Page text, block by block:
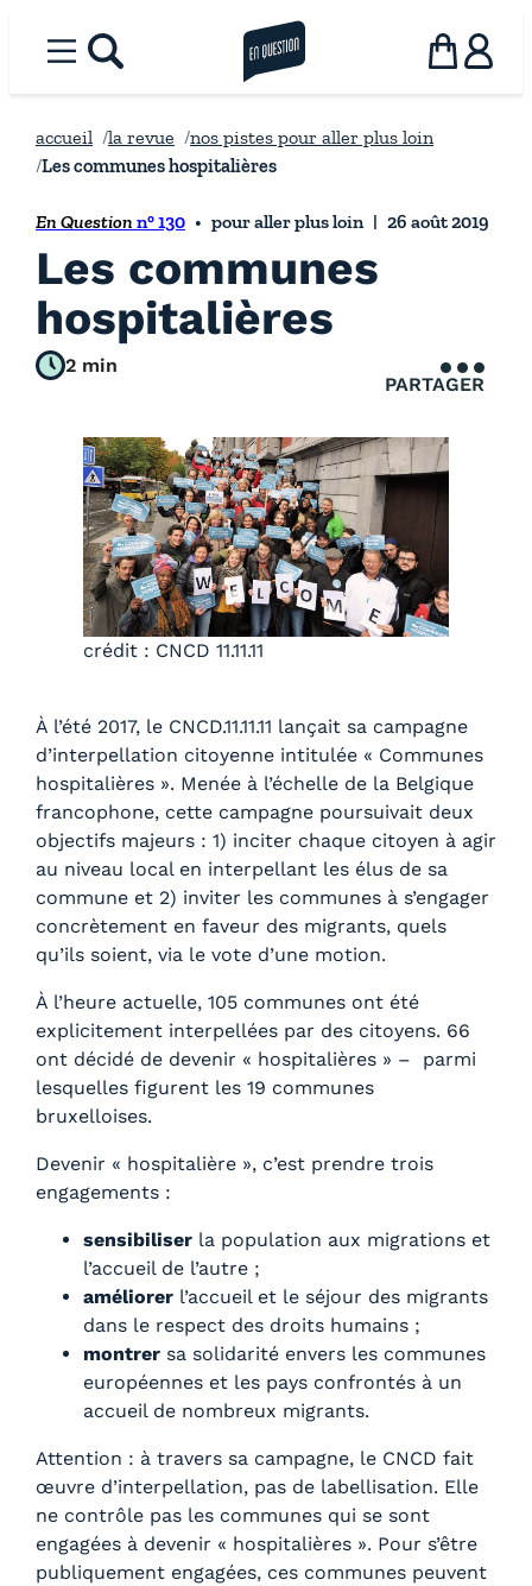
Menurechercher la revue en questionPanier
accueil la revue
nos pistes pour aller plus loin
Les communes hospitalières
En Question n° 130 pour aller plus loin 26 août 2019
Les communes
hospitalières
2 min
PARTAGER
crédit : CNCD 11.11.11
À l’été 2017, le CNCD.11.11.11 lançait sa campagne
d’interpellation citoyenne intitulée « Communes
hospitalières ». Menée à l’échelle de la Belgique
francophone, cette campagne poursuivait deux
objectifs majeurs : 1) inciter chaque citoyen à agir
au niveau local en interpellant les élus de sa
commune et 2) inviter les communes à s’engager
concrètement en faveur des migrants, quels
qu’ils soient, via le vote d’une motion.
À l’heure actuelle, 105 communes ont été
explicitement interpellées par des citoyens. 66
ont décidé de devenir « hospitalières » – parmi
lesquelles figurent les 19 communes
bruxelloises.
Devenir « hospitalière », c’est prendre trois
engagements :
sensibiliser la population aux migrations et
l’accueil de l’autre ;
améliorer l’accueil et le séjour des migrants
dans le respect des droits humains ;
montrer sa solidarité envers les communes
européennes et les pays confrontés à un
accueil de nombreux migrants.
Attention : à travers sa campagne, le CNCD fait
œuvre d’interpellation, pas de labellisation. Elle
ne contrôle pas les communes qui se sont
engagées à devenir « hospitalières ». Pour s’être
publiquement engagées, ces communes peuvent